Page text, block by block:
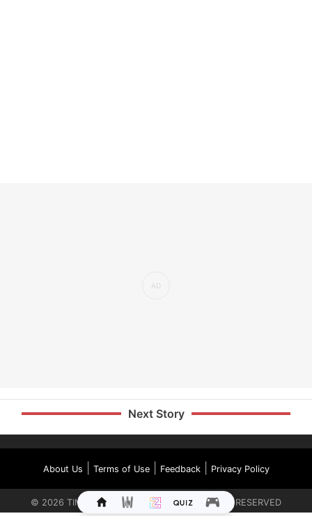
Next Story
About Us Terms of Use| Feedback| Privacy Policy
© 2026 TIMES INTERNET LIMITED. ALL RIGHTS RESERVED